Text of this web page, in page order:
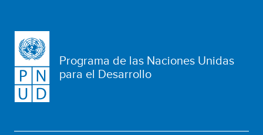
Programa de las Naciones Unidas
para el Desarrollo